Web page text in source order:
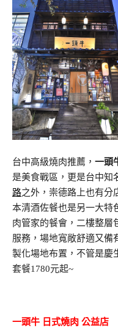
台中高級燒肉推薦， 一頭
是美食戰區，更是台中知
路之外，崇德路上也有分
本清酒佐餐也是另一大特
肉管家的餐會，二樓整層
服務，場地寬敞舒適又備
製化場地布置，不管是慶
套餐1780元起~
一頭牛 日式燒肉 公益店